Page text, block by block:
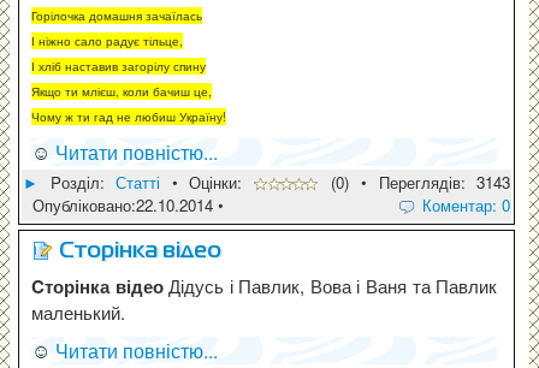
Горілочка домашня зачаїлась
І ніжно сало радує тільце,
І хліб наставив загорілу спину
Якщо ти млієш, коли бачиш це,
Чому ж ти гад не любиш Україну!
☺ Читати повністю...
► Pозділ:Статті • Оцінки:
(0) • Переглядів: 3143
Опубліковано:22.10.2014 •
Коментар: 0
Cторінка відео
Cторінка відеоДідусь і Павлик, Вова і Ваня та Павлик
маленький.
☺ Читати повністю...